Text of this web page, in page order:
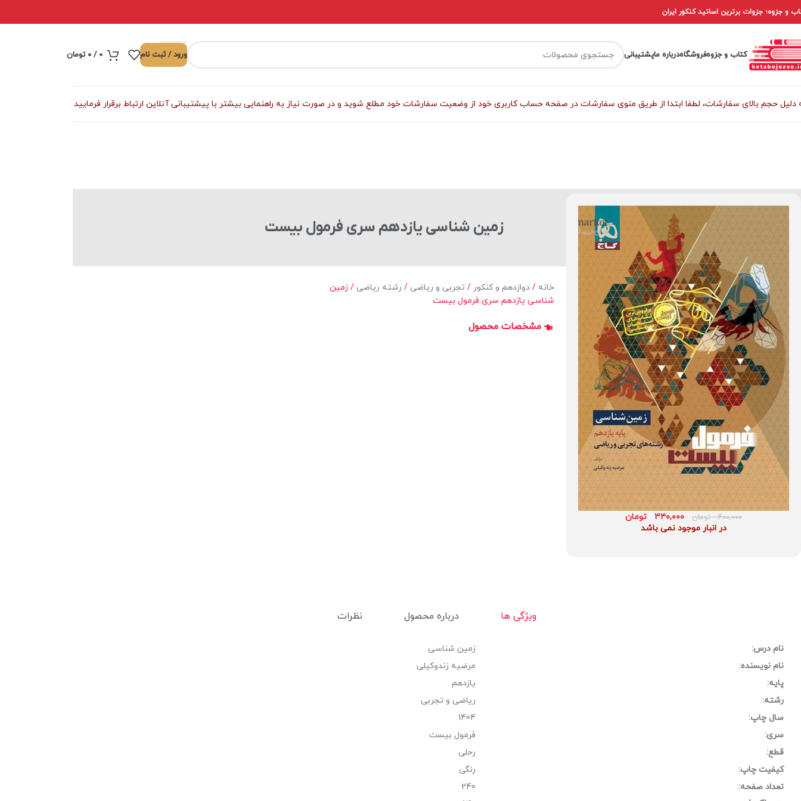
و جزوه؛ جزوات برترین اساتید کنکور ایران
کتاب و جزوهفروشگاهدرباره ماپشتیبانی ورود / ثبت نام 0
/ ۰ تومان
دلیل حجم بالای سفارشات، لطفا ابتدا از طریق منوی سفارشات در صفحه حساب کاربری خود از وضعیت سفارشات خود مطلع شوید و در صورت نیاز به راهنمایی بیشتر با پیشتیبانی آنلاین ارتباط برقرار فرمایید
زمین شناسی یازدهم سری فرمول بیست
۴۰۰,۰۰۰ تومان ۳۴۰,۰۰۰
تومان
در انبار موجود نمی باشد
خانه دوازدهم و کنکور تجربی و ریاضی رشته ریاضی
زمین
شناسی یازدهم سری فرمول بیست
مشخصات محصول
ویژگی ها درباره محصول نظرات
نام درس:
زمین شناسی
نام نویسنده:
مرضیه زندوکیلی
پایه:
یازدهم
رشته:
ریاضی و تجربی
سال چاپ:
1404
سری:
فرمول بیست
قطع:
رحلی
کیفیت چاپ:
رنگی
تعداد صفحه:
240